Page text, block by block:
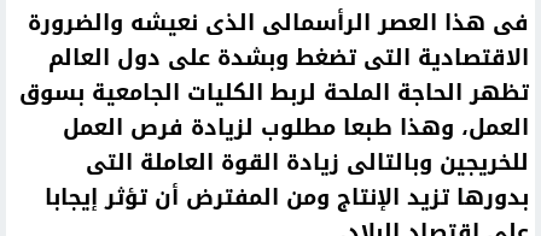
فى هذا العصر الرأسمالى الذى نعيشه والضرورة
الاقتصادية التى تضغط وبشدة على دول العالم
تظهر الحاجة الملحة لربط الكليات الجامعية بسوق
العمل، وهذا طبعا مطلوب لزيادة فرص العمل
للخريجين وبالتالى زيادة القوة العاملة التى
بدورها تزيد الإنتاج ومن المفترض أن تؤثر إيجابا